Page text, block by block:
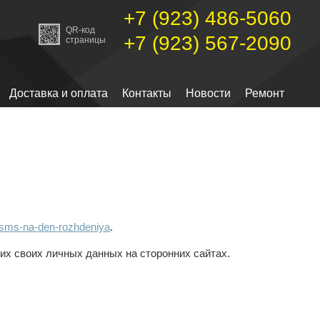
QR-код
страницы
+7 (923) 486-5060
+7 (923) 567-2090
Доставка и оплата Контакты Новости Ремонт
na-den-rozhdeniya.
своих личных данных на сторонних сайтах.